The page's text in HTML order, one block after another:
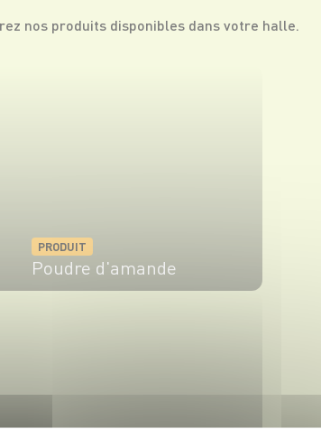
nos produits disponibles dans votre halle.
PRODUIT
Poudre d'amande